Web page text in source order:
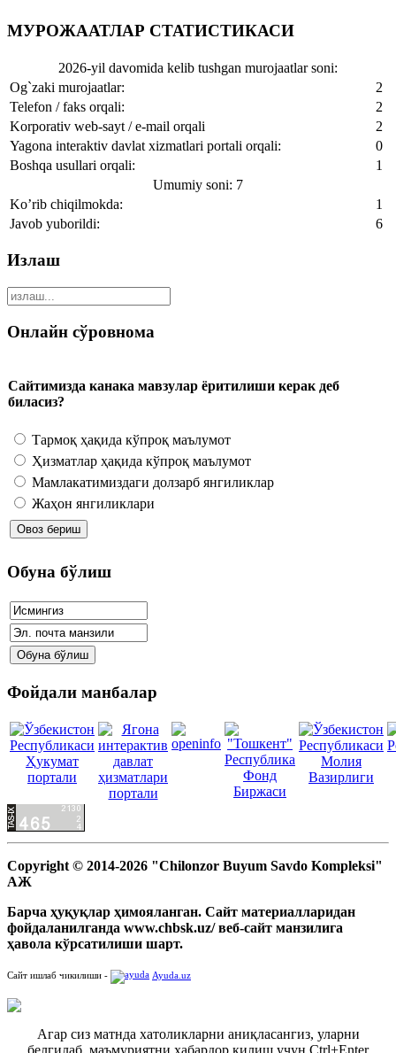
МУРОЖААТЛАР СТАТИСТИКАСИ
2026-yil davomida kelib tushgan murojaatlar soni:
Og`zaki murojaatlar:
2
Telefon / faks orqali:
2
Korporativ web-sayt / e-mail orqali
2
Yagona interaktiv davlat xizmatlari portali orqali:
0
Boshqa usullari orqali:
1
Umumiy soni: 7
Ko’rib chiqilmokda:
1
Javob yuborildi:
6
Излаш
Онлайн сўровнома
Сайтимизда канака мавзулар ёритилиши керак деб
биласиз?
Тармоқ ҳақида кўпроқ маълумот
Ҳизматлар ҳақида кўпроқ маълумот
Мамлакатимиздаги долзарб янгиликлар
Жаҳон янгиликлари
Обуна бўлиш
Фойдали манбалар
Copyright © 2014-2026 "Chilonzor Buyum Savdo Kompleksi"
АЖ
Барча ҳуқуқлар ҳимояланган. Сайт материалларидан
фойдаланилганда www.chbsk.uz/ веб-сайт манзилига
ҳавола кўрсатилиши шарт.
Сайт ишлаб чикилиши - Ayuda.uz
Агар сиз матнда хатоликларни аниқласангиз, уларни
белгилаб, маъмуриятни хабардор қилиш учун Ctrl+Enter